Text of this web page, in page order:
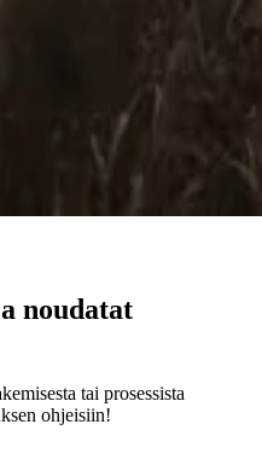
noudatat
tai prosessista
ohjeisiin!